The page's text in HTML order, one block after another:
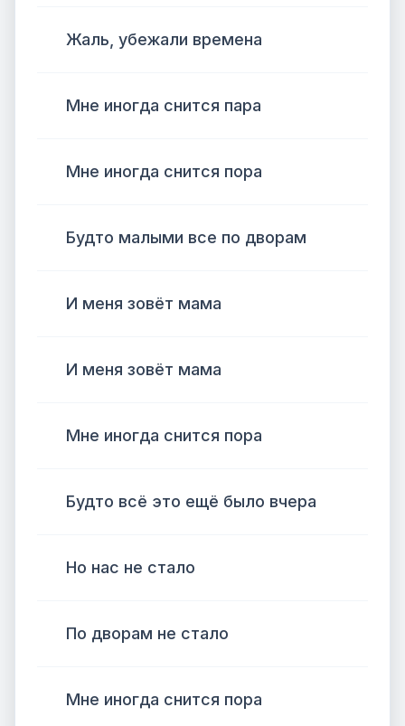
Жаль, убежали времена
Мне иногда снится пара
Мне иногда снится пора
Будто малыми все по дворам
И меня зовёт мама
И меня зовёт мама
Мне иногда снится пора
Будто всё это ещё было вчера
Но нас не стало
По дворам не стало
Мне иногда снится пора